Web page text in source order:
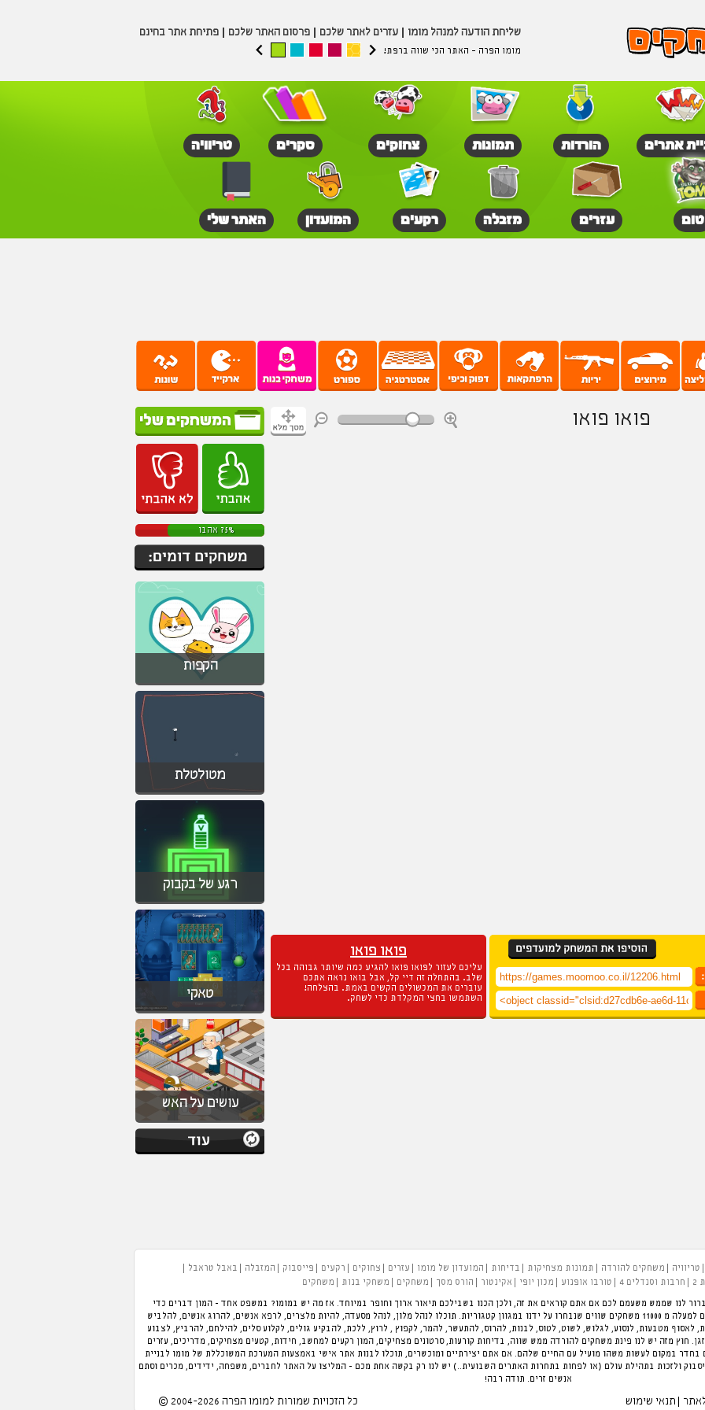
שליחת הודעה למנהל מומו עזרים לאתר שלכם פרסום האתר שלכם פתיחת אתר בחינם
מומו הפרה - האתר הכי שווה ברפת!
אתרים הורדות תמונות צחוקים סקרים טריוויה
טום עזרים מזבלה רקעים המועדון האתר שלי
פואו פואו
פואו פואו
עליכם לעזור לפואו פואו להגיע כמה שיותר גבוהה בכל
שלב. בהתחלה זה דיי קל, אבל בואו נראה אתכם
עוברים את המכשולים הקשים באמת. בהצלחה!
השתמשו בחצי המקלדת כדי לשחק.
75% אהבו
הקפות
מטולטלת
רגע של בקבוק
טאקי
עושים על האש
טריוויה משחקים להורדה תמונות מצחיקות בדיחות המועדון של מומו עזרים צחוקים רקעים פייסבוק המזבלה
באבל טראבל
חרבות וסנדלים 4 טורבו אופנוע מכון יופי אקינטור הורס מסך משחקים משחקי בנות משחקים
לנו שממש משעמם לכם אם אתם קוראים את זה, ולכן הכנו בשבילכם תיאור ארוך וחופר במיוחד. אז מה יש במומו? במשפט אחד - המון דברים כדי
להעביר את הזמן בכיף. פינת המשחקים הגדולה בארץ עם למעלה מ 11000 משחקים שווים שנבחרו על ידנו במגוון קטגוריות. תוכלו לנהל מלון, לנהל מסעדה, להיות מלצרים, לרפא אנשים, להרוג אנשים, להלביש
לאסוף מטבעות, לנסוע, לגלוש, לשוט, לטוס, לבנות, להרוס, להתעשר, להמר, לקפוץ , לרוץ, ללכת, להבקיע גולים, לקלוע סלים, להילחם, להרביץ, לצבוע
חוץ מזה יש לנו פינת משחקים להורדה ממש שווה, בדיחות קורעות, סרטונים מצחיקים, המון רקעים למחשב, חידות, קטעים מצחיקים, מדריכים, עזרים
במקום לעשות משהו מועיל עם החיים שלהם. אם אתם יצירתיים ומוכשרים, תוכלו לבנות אתר אישי באמצעות המערכת המשוכללת של מומו לבניית
ולזכות בתהילת עולם (או לפחות בתחרות האתרים השבועית..) יש לנו רק בקשה אחת מכם - המליצו על האתר לחברים, משפחה, ידידים, מכרים וסתם
אנשים זרים. תודה רבה!
תנאי שימוש כל הזכויות שמורות למומו הפרה 2004-2026 ©